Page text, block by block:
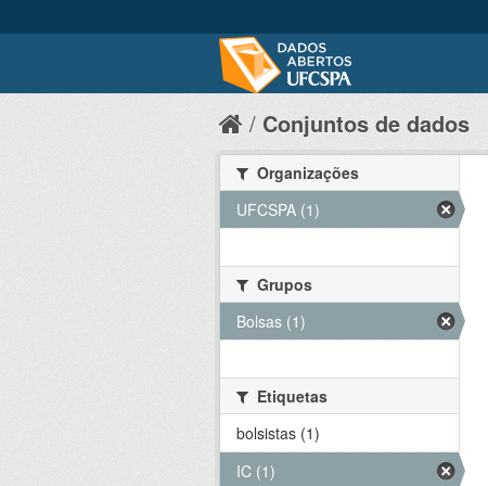
Conjuntos de dados
Organizações
UFCSPA (1)
Grupos
Bolsas (1)
Etiquetas
bolsistas (1)
IC (1)